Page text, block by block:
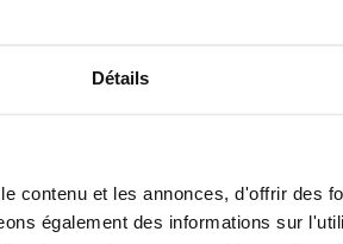
Détails
contenu et les annonces, d'offrir des
également des informations sur